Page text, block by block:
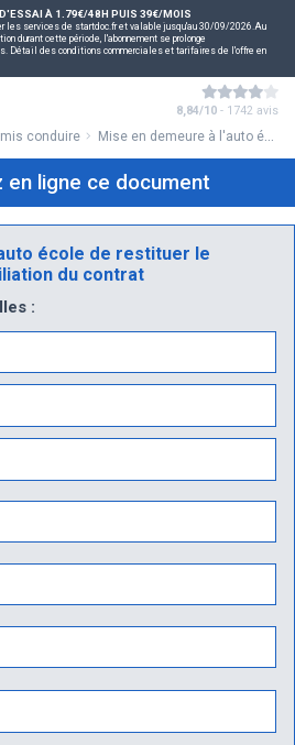
D'ESSAI À 1.79€/48H PUIS 39€/MOIS
les services de startdoc.fr et valable jusqu'au 30/09/2026.Au
durant cette période, l'abonnement se prolonge
Détail des conditions commerciales et tarifaires de l'offre en
8,84/10 - 1742 avis
conduire Mise en demeure à l'auto école de restituer le dossier suite à la résiliation du contrat
en ligne ce document
école de restituer le
du contrat
: